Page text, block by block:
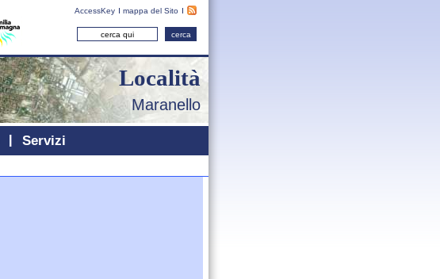
AccessKey mappa del Sito
Località
Maranello
Servizi